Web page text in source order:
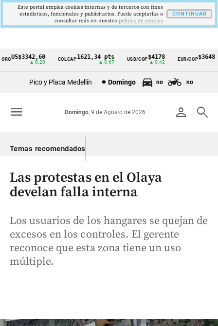
Cintillo
Colombia
US$3342,60
▲ 8.20
COLCAP 1621,34 pts
▲ 0.67
USD/COP$4178
▲ 0.42
EUR/COP$3648
Pico y Placa Medellín Domingo no no
person search
Domingo, 9 de Agosto de 2026
menu
Temas recomendados
Las protestas en el Olaya
develan falla interna
Los usuarios de los hangares se quejan de
excesos en los controles. El gerente
reconoce que esta zona tiene un uso
múltiple.
Este portal emplea cookies internas y de terceros con fines
estadísticos, funcionales y publicitarios. Puede aceptarlas o
consultar más en nuestra politica de cookies
CONTINUAR